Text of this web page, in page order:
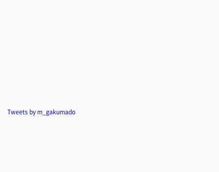
Tweets by m_gakumado